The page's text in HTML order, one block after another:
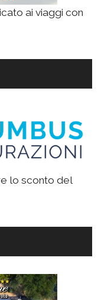
ai viaggi con
lo sconto del